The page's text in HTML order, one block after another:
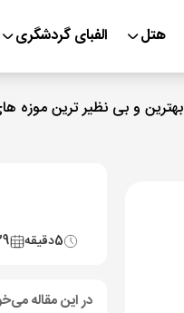
هتل الفبای گردشگری
بهترین و بی نظیر ترین موزه
5دقیقه
در این مقاله